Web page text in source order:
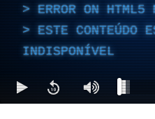
ERROR ON HTML5
ESTE CONTEÚDO
INDISPONÍVEL